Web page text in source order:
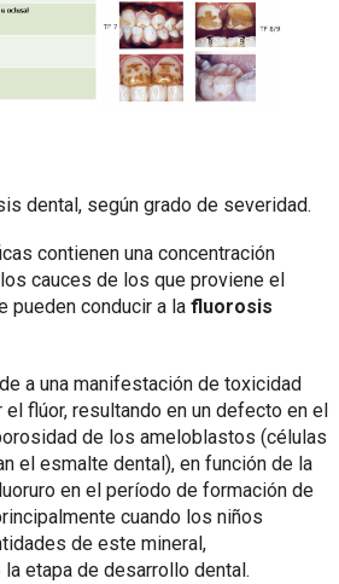
dental, según grado de severidad.
contienen una concentración
cauces de los que proviene el
pueden conducir a la fluorosis
a una manifestación de toxicidad
flúor, resultando en un defecto en el
de los ameloblastos (células
el esmalte dental), en función de la
en el período de formación de
cuando los niños
de este mineral,
etapa de desarrollo dental.